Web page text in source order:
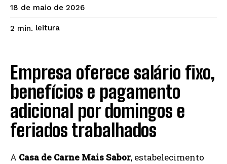
18 de maio de 2026
2 min. leitura
Empresa oferece salário fixo,
benefícios e pagamento
adicional por domingos e
feriados trabalhados
A Casa de Carne Mais Sabor, estabelecimento